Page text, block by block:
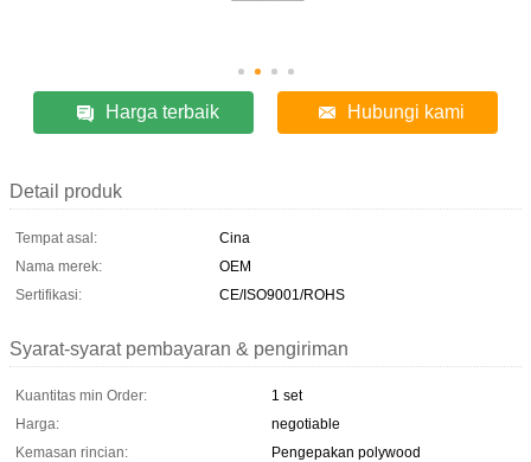
Harga terbaik Hubungi kami
Detail produk
Tempat asal:
Cina
Nama merek:
OEM
Sertifikasi:
CE/ISO9001/ROHS
Syarat-syarat pembayaran & pengiriman
Kuantitas min Order:
1 set
Harga:
negotiable
Kemasan rincian:
Pengepakan polywood